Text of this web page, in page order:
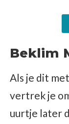
Beklim
Als je dit
vertrek je
uurtje later